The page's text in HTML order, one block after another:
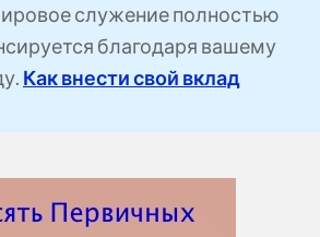
служение полностью
благодаря вашему
Как внести свой вклад